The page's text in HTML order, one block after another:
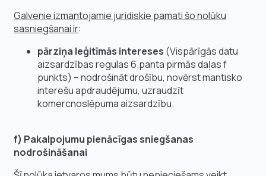
Galvenie izmantojamie juridiskie pamati šo nolūku
sasniegšanai ir:
pārziņa leģitīmās intereses (Vispārīgās datu
aizsardzības regulas 6.panta pirmās daļas f
punkts) – nodrošināt drošību, novērst mantisko
interešu apdraudējumu, uzraudzīt
komercnoslēpuma aizsardzību.
f) Pakalpojumu pienācīgas sniegšanas
nodrošināšanai